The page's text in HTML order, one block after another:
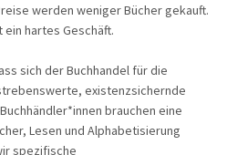
werden weniger Bücher gekauft.
ein hartes Geschäft.
sich der Buchhandel für die
existenzsichernde
brauchen eine
Lesen und Alphabetisierung
spezifische